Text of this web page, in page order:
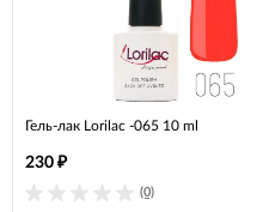
Гель-лак Lorilac -065 10 ml
(0)
230 ₽